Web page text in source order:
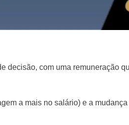
decisão, com uma remuneração
a mais no salário) e a